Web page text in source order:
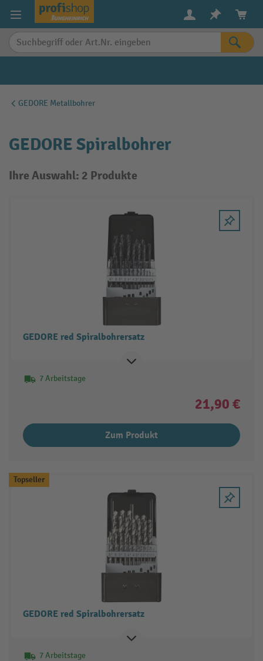
springen
GEDORE Metallbohrer
GEDORE Spiralbohrer
Ihre Auswahl: 2 Produkte
GEDORE red Spiralbohrersatz
7 Arbeitstage
21,90 €
Zum Produkt
Topseller
GEDORE red Spiralbohrersatz
7 Arbeitstage